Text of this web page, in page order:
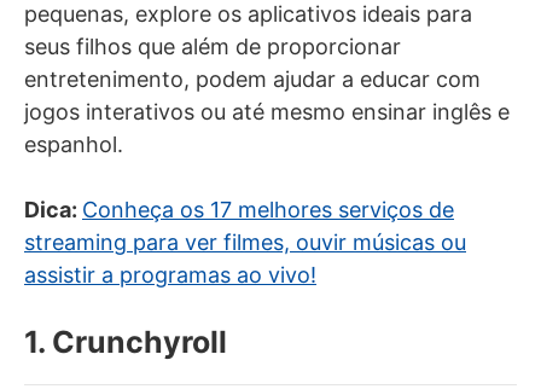
pequenas, explore os aplicativos ideais para
seus filhos que além de proporcionar
entretenimento, podem ajudar a educar com
jogos interativos ou até mesmo ensinar inglês e
espanhol.
Dica: Conheça os 17 melhores serviços de
streaming para ver filmes, ouvir músicas ou
assistir a programas ao vivo!
1. Crunchyroll